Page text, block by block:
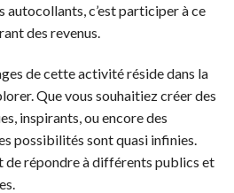
autocollants, c’est participer à ce
des revenus.
de cette activité réside dans la
Que vous souhaitiez créer des
inspirants, ou encore des
possibilités sont quasi infinies.
répondre à différents publics et